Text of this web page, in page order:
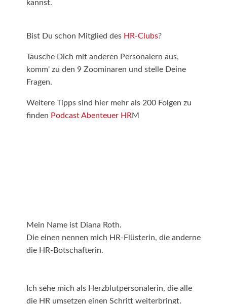
kannst.
Bist Du schon Mitglied des HR-Clubs?
Tausche Dich mit anderen Personalern aus,
komm' zu den 9 Zoominaren und stelle Deine
Fragen.
Weitere Tipps sind hier mehr als 200 Folgen zu
finden Podcast Abenteuer HRM
Mein Name ist Diana Roth.
Die einen nennen mich HR-Flüsterin, die anderne
die HR-Botschafterin.
Ich sehe mich als Herzblutpersonalerin, die alle
die HR umsetzen einen Schritt weiterbringt.